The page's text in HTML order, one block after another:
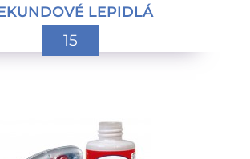
LEPIDLÁ
15